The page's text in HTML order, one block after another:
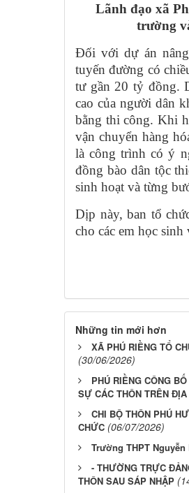
Lãnh đạo xã
trường
Đối với dự án
tuyến đường có
tư gần 20 tỷ đồng.
cao của người dân
bằng thi công. Khi
vận chuyển hàng
là công trình có ý
đồng bào dân tộc
sinh hoạt và từng
Dịp này, ban tổ
cho các em học
Những tin mới hơn
XÃ PHÚ RIỀNG TỔ
(30/06/2026)
PHÚ RIỀNG CÔNG
SỰ CÁC THÔN TRÊN
CHI BỘ THÔN PHÚ
CHỨC (06/07/2026)
Trường THPT
- THƯỜNG TRỰC
THÔN SAU SÁP NHẬP